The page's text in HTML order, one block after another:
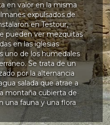
en valor en la misma
expulsados de
en Testour,
pueden ver mezquitas
en las iglesias
uno de los humedales
Se trata de un
por la alternancia
salada que atrae a
montaña cubierta de
una fauna y una flora